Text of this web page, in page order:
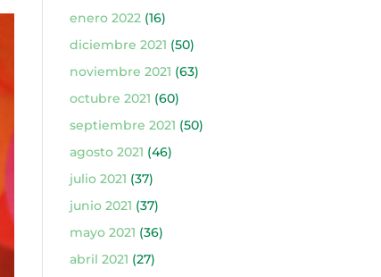
enero 2022(16)
diciembre 2021 (50)
noviembre 2021 (63)
octubre 2021 (60)
septiembre 2021 (50)
agosto 2021 (46)
julio 2021 (37)
junio 2021 (37)
mayo 2021 (36)
abril 2021 (27)